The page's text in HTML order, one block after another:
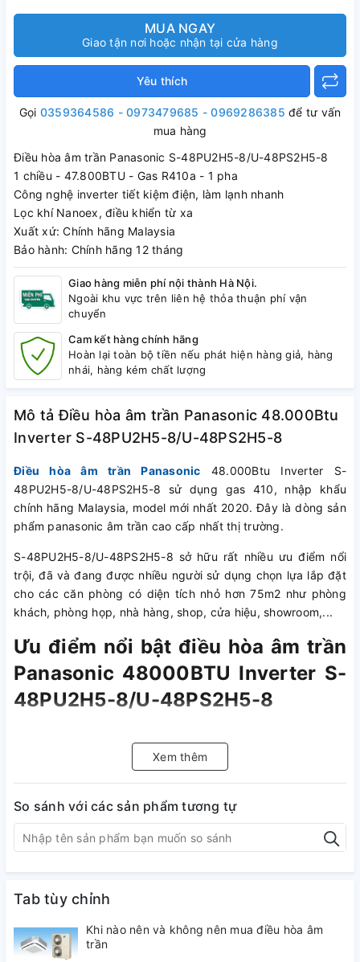
MUA NGAY
Giao tận nơi hoặc nhận tại cửa hàng
Yêu thích
Gọi 0359364586 - 0973479685 - 0969286385 để tư vấn
mua hàng
Điều hòa âm trần Panasonic S-48PU2H5-8/U-48PS2H5-8
1 chiều - 47.800BTU - Gas R410a - 1 pha
Công nghệ inverter tiết kiệm điện, làm lạnh nhanh
Lọc khí Nanoex, điều khiển từ xa
Xuất xứ: Chính hãng Malaysia
Bảo hành: Chính hãng 12 tháng
Giao hàng miễn phí nội thành Hà Nội.
Ngoài khu vực trên liên hệ thỏa thuận phí vận
chuyển
Cam kết hàng chính hãng
Hoàn lại toàn bộ tiền nếu phát hiện hàng giả, hàng
nhái, hàng kém chất lượng
Mô tả Điều hòa âm trần Panasonic 48.000Btu
Inverter S-48PU2H5-8/U-48PS2H5-8
Điều hòa âm trần Panasonic 48.000Btu Inverter S-
48PU2H5-8/U-48PS2H5-8 sử dụng gas 410, nhập khẩu
chính hãng Malaysia, model mới nhất 2020. Đây là dòng sản
phẩm panasonic âm trần cao cấp nhất thị trường.
S-48PU2H5-8/U-48PS2H5-8 sở hữu rất nhiều ưu điểm nổi
trội, đã và đang được nhiều người sử dụng chọn lựa lắp đặt
cho các căn phòng có diện tích nhỏ hơn 75m2 như phòng
khách, phòng họp, nhà hàng, shop, cửa hiệu, showroom,...
Ưu điểm nổi bật điều hòa âm trần
Panasonic 48000BTU Inverter S-
48PU2H5-8/U-48PS2H5-8
khác, S-48PU2H5-8 sở hữu thiết kế mặt nạ phẳng tinh tế, 4
hướng gió thổi mang lại sự hải hòa cả về không gian và khả
năng làm mát cho toàn bộ căn phòng.
Xem thêm
So sánh với các sản phẩm tương tự
Tab tùy chỉnh
Khi nào nên và không nên mua điều hòa âm
trần